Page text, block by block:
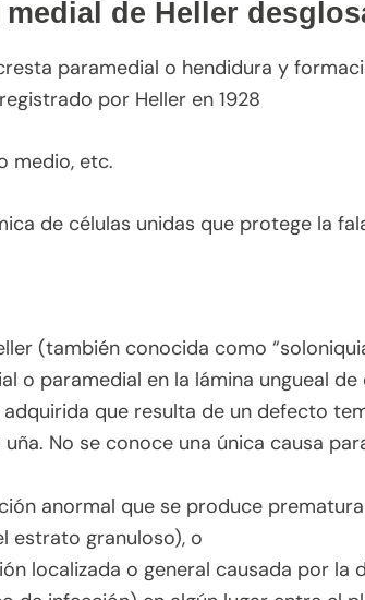
de Heller
paramedial o hendidura y
por Heller en 1928
medio, etc.
de células unidas que protege la
(también conocida como
o paramedial en la lámina ungueal
que resulta de un defecto
No se conoce una única causa
anormal que se produce
estrato granuloso), o
localizada o general causada por la